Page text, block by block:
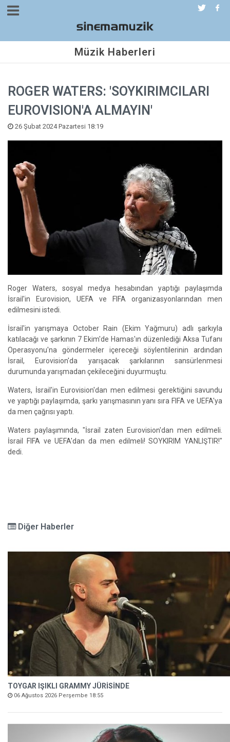
Müzik Haberleri
ROGER WATERS: 'SOYKIRIMCILARI
EUROVISION'A ALMAYIN'
26 Şubat 2024 Pazartesi 18:19
Roger Waters, sosyal medya hesabından yaptığı paylaşımda
İsrail'in Eurovision, UEFA ve FIFA organizasyonlarından men
edilmesini istedi.
İsrail'in yarışmaya October Rain (Ekim Yağmuru) adlı şarkıyla
katılacağı ve şarkının 7 Ekim'de Hamas'ın düzenlediği Aksa Tufanı
Operasyonu'na göndermeler içereceği söylentilerinin ardından
İsrail, Eurovision'da yarışacak şarkılarının sansürlenmesi
durumunda yarışmadan çekileceğini duyurmuştu.
Waters, İsrail'in Eurovision'dan men edilmesi gerektiğini savundu
ve yaptığı paylaşımda, şarkı yarışmasının yanı sıra FIFA ve UEFA'ya
da men çağrısı yaptı.
Waters paylaşımında, "İsrail zaten Eurovision'dan men edilmeli.
İsrail FIFA ve UEFA'dan da men edilmeli! SOYKIRIM YANLIŞTIR!"
dedi.
Diğer Haberler
TOYGAR IŞIKLI GRAMMY JÜRİSİNDE
06 Ağustos 2026 Perşembe 18:55